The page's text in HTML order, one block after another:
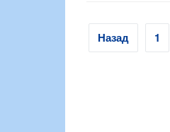
Навігація
записів
Назад 1